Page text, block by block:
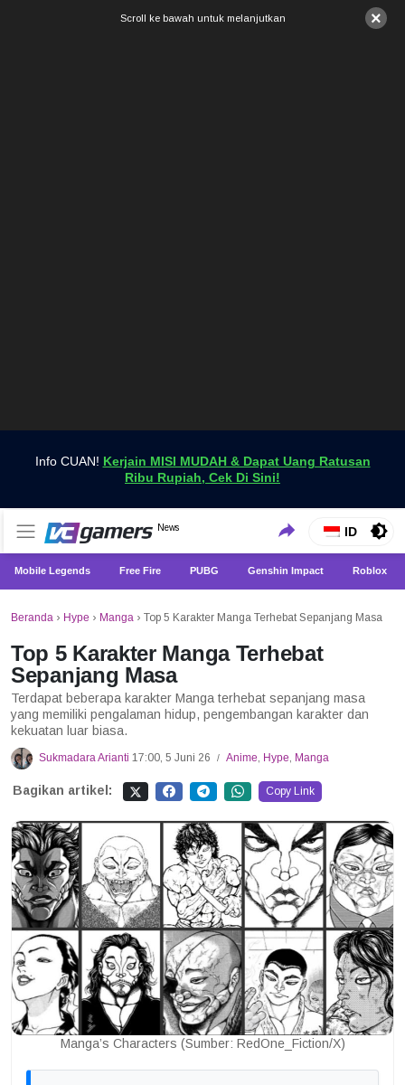
×
Scroll ke bawah untuk melanjutkan
Info CUAN! Kerjain MISI MUDAH & Dapat Uang Ratusan
Ribu Rupiah, Cek Di Sini!
VCGamers News
News
Dapatkan Berita Games Terbaru Hanya di VCGamers
ID
Mobile Legends Free Fire PUBG Genshin Impact Roblox
Beranda › Hype › Manga › Top 5 Karakter Manga Terhebat Sepanjang Masa
Top 5 Karakter Manga Terhebat
Sepanjang Masa
Terdapat beberapa karakter Manga terhebat sepanjang masa
yang memiliki pengalaman hidup, pengembangan karakter dan
kekuatan luar biasa.
Sukmadara Arianti 17:00, 5 Juni 26 / Anime, Hype, Manga
Bagikan artikel: Copy Link
Manga’s Characters (Sumber: RedOne_Fiction/X)